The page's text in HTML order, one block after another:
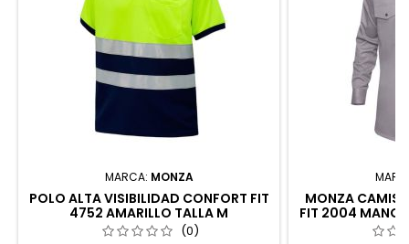
MARCA: MONZA
POLO ALTA VISIBILIDAD CONFORT FIT
4752 AMARILLO TALLA M
(0)
MONZA
FIT 2004